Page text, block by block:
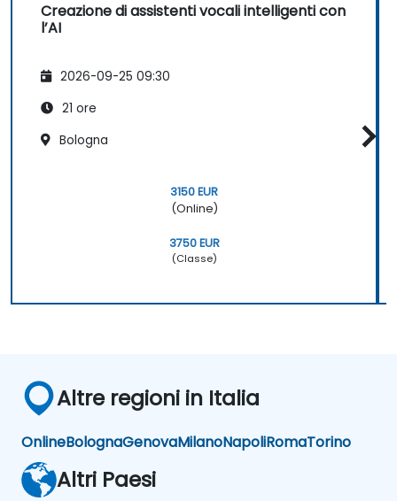
Creazione di assistenti vocali intelligenti con
l’AI
2026-09-25 09:30
21 ore
Bologna
3150 EUR
(Online)
3750 EUR
(Classe)
Altre regioni in Italia
OnlineBolognaGenovaMilanoNapoliRomaTorino
Altri Paesi